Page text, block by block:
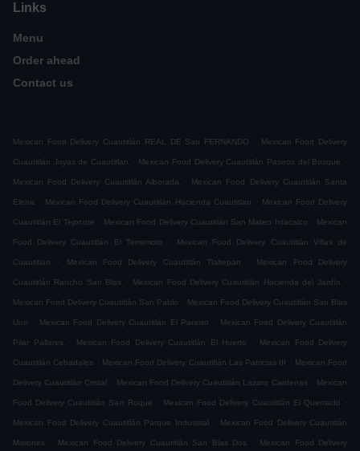
Links
Menu
Order ahead
Contact us
Mexican Food Delivery Cuautitlán REAL DE San FERNANDO . Mexican Food Delivery
Cuautitlán Joyas de Cuautitlan . Mexican Food Delivery Cuautitlán Paseos del Bosque .
Mexican Food Delivery Cuautitlán Alborada . Mexican Food Delivery Cuautitlán Santa
Elena . Mexican Food Delivery Cuautitlán Hacienda Cuautitlan . Mexican Food Delivery
Cuautitlán El Tejocote . Mexican Food Delivery Cuautitlán San Mateo Ixtacalco . Mexican
Food Delivery Cuautitlán El Terremoto . Mexican Food Delivery Cuautitlán Villas de
Cuautitlan . Mexican Food Delivery Cuautitlán Tlaltepan . Mexican Food Delivery
Cuautitlán Rancho San Blas . Mexican Food Delivery Cuautitlán Hacienda del Jardín .
Mexican Food Delivery Cuautitlán San Pablo . Mexican Food Delivery Cuautitlán San Blas
Uno . Mexican Food Delivery Cuautitlán El Paraiso . Mexican Food Delivery Cuautitlán
Pilar Pallares . Mexican Food Delivery Cuautitlán El Huerto . Mexican Food Delivery
Cuautitlán Cebadales . Mexican Food Delivery Cuautitlán Las Patricias III . Mexican Food
Delivery Cuautitlán Cristal . Mexican Food Delivery Cuautitlán Lazaro Cardenas . Mexican
Food Delivery Cuautitlán San Roque . Mexican Food Delivery Cuautitlán El Quemado .
Mexican Food Delivery Cuautitlán Parque Industrial . Mexican Food Delivery Cuautitlán
Misiones . Mexican Food Delivery Cuautitlán San Blas Dos . Mexican Food Delivery